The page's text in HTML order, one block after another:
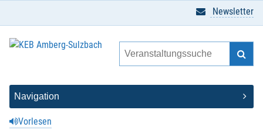
Vorlesen
Newsletter